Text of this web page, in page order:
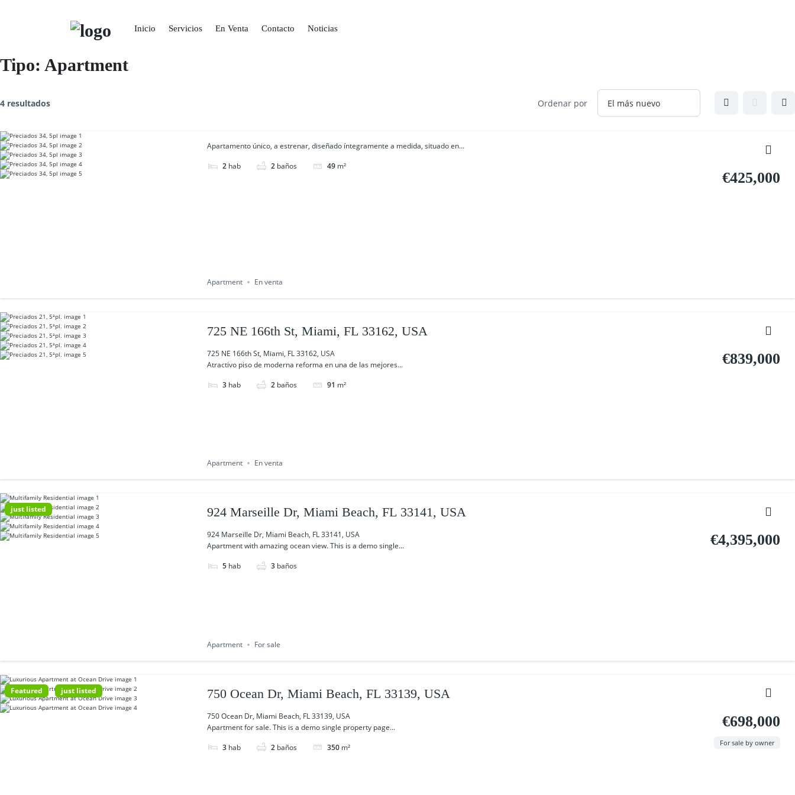
o
c
t
t
Inicio Servicios En Venta Contacto Noticias
Tipo: Apartment
4 resultados Ordenar por
Apartamento único, a estrenar, diseñado íntegramente a medida, situado en...
2 hab 2 baños 49 m²
€425,000
Apartment En venta
725 NE 166th St, Miami, FL 33162, USA
725 NE 166th St, Miami, FL 33162, USA
Atractivo piso de moderna reforma en una de las mejores...
3 hab 2 baños 91 m²
€839,000
Apartment En venta
just listed 924 Marseille Dr, Miami Beach, FL 33141, USA
924 Marseille Dr, Miami Beach, FL 33141, USA
Apartment with amazing ocean view. This is a demo single...
5 hab 3 baños
€4,395,000
Apartment For sale
Featured just listed 750 Ocean Dr, Miami Beach, FL 33139, USA
750 Ocean Dr, Miami Beach, FL 33139, USA
Apartment for sale. This is a demo single property page...
3 hab 2 baños 350 m²
€698,000
For sale by owner